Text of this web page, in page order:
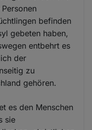
befinden
gebeten haben,
entbehrt es
der
zu
gehören.
es den Menschen
sie